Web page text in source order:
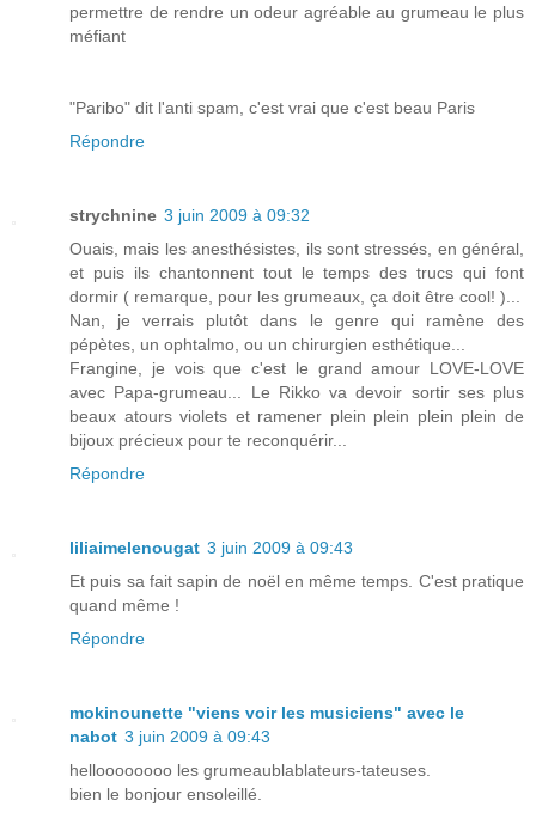
permettre de rendre un odeur agréable au grumeau le plus
méfiant
"Paribo" dit l'anti spam, c'est vrai que c'est beau Paris
Répondre
strychnine 3 juin 2009 à 09:32
Ouais, mais les anesthésistes, ils sont stressés, en général,
et puis ils chantonnent tout le temps des trucs qui font
dormir ( remarque, pour les grumeaux, ça doit être cool! )...
Nan, je verrais plutôt dans le genre qui ramène des
pépètes, un ophtalmo, ou un chirurgien esthétique...
Frangine, je vois que c'est le grand amour LOVE-LOVE
avec Papa-grumeau... Le Rikko va devoir sortir ses plus
beaux atours violets et ramener plein plein plein plein de
bijoux précieux pour te reconquérir...
Répondre
liliaimelenougat 3 juin 2009 à 09:43
Et puis sa fait sapin de noël en même temps. C'est pratique
quand même !
Répondre
mokinounette "viens voir les musiciens" avec le
nabot 3 juin 2009 à 09:43
helloooooooo les grumeaublablateurs-tateuses.
bien le bonjour ensoleillé.